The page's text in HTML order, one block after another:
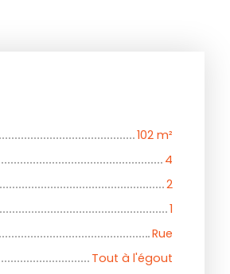
102 m²
4
2
1
Rue
Tout à l'égout